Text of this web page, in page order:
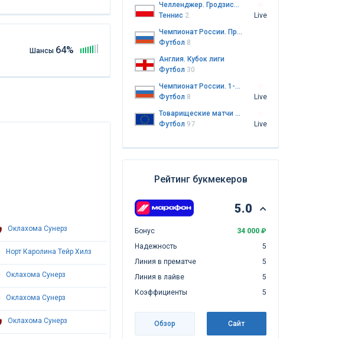
Шансы 64%
Оклахома Сунерз
Норт Каролина Тейр Хилз
Оклахома Сунерз
Оклахома Сунерз
Оклахома Сунерз
Челленджер. Гродзиск-Мазовецкий
Теннис 2
Live
Чемпионат России. Премьер-лига
Футбол 8
Англия. Кубок лиги
Футбол 30
Чемпионат России. 1-я лига
Футбол 8
Live
Товарищеские матчи клубов
Футбол 97 Live
Рейтинг букмекеров
5.0
Бонус
34 000 ₽
Надежность
5
Линия в прематче
5
Линия в лайве
5
Коэффициенты
5
Обзор Сайт